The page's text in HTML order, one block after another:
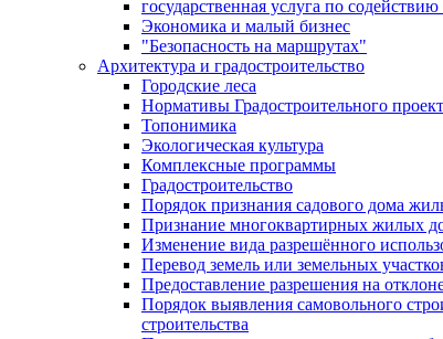
государственная услуга по
Экономика и малый бизнес
"Безопасность на маршрутах"
Архитектура и градостроительство
Городские леса
Нормативы Градостроительного
Топонимика
Экологическая культура
Комплексные программы
Градостроительство
Порядок признания садового дома
Признание многоквартирных жилых
Изменение вида разрешённого
Перевод земель или земельных
Предоставление разрешения на
Порядок выявления самовольного
строительства